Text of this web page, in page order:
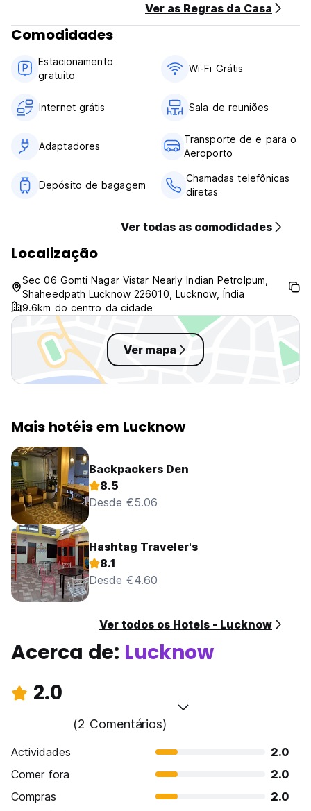
Check-in das 12h00 às 13h00 .
Pagamento na chegada em dinheiro.
quarto por noite
Café da manhã não incluído.
Não aceitamos clientes menores de 18 anos. (Auto-
translated from original language)
Ver as Regras da Casa
Comodidades
Estacionamento
gratuito
Wi-Fi Grátis
Internet grátis Sala de reuniões
Adaptadores
Transporte de e para o
Aeroporto
Depósito de bagagem
Chamadas telefônicas
diretas
Ver todas as comodidades
Localização
Sec 06 Gomti Nagar Vistar Nearly Indian Petrolpum,
Shaheedpath Lucknow 226010, Lucknow, Índia
9.6km do centro da cidade
Ver mapa
Mais hotéis em Lucknow
Backpackers Den
8.5
Desde €5.06
Hashtag Traveler's
8.1
Desde €4.60
Ver todos os Hotels - Lucknow
Acerca de: Lucknow
2.0
(2 Comentários)
Actividades
2.0
Comer fora
2.0
Compras
2.0